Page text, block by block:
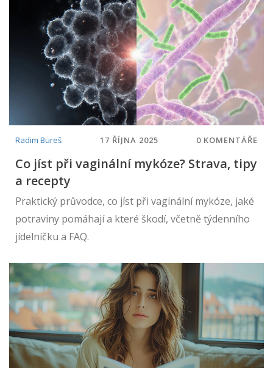
Radim Bureš 17 ŘÍJNA 2025 0 KOMENTÁŘE
Co jíst při vaginální mykóze? Strava, tipy
a recepty
Praktický průvodce, co jíst při vaginální mykóze, jaké
potraviny pomáhají a které škodí, včetně týdenního
jídelníčku a FAQ.